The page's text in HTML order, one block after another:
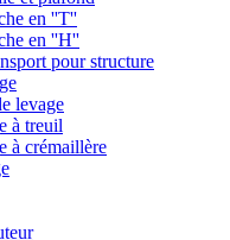
en ''T''
en ''H''
pour structure
levage
à treuil
à crémaillère